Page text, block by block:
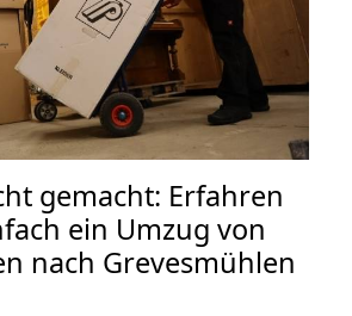
gemacht: Erfahren
ein Umzug von
nach Grevesmühlen